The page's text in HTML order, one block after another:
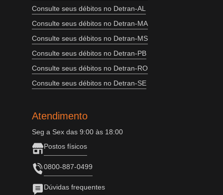
Consulte seus débitos no Detran-AL
Consulte seus débitos no Detran-MA
Consulte seus débitos no Detran-MS
Consulte seus débitos no Detran-PB
Consulte seus débitos no Detran-RO
Consulte seus débitos no Detran-SE
Atendimento
Seg a Sex das 9:00 às 18:00
Postos físicos
0800-887-0499
Dúvidas frequentes